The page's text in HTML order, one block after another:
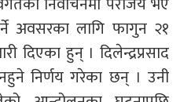
अवसरका लागि फागुन २१
दिएका हुन् । दिलेन्द्रप्रसाद
निर्णय गरेका छन् । उनी